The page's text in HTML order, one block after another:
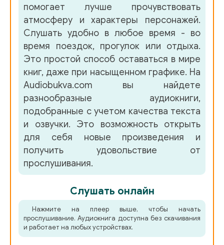
помогает лучше прочувствовать
атмосферу и характеры персонажей.
Слушать удобно в любое время - во
время поездок, прогулок или отдыха.
Это простой способ оставаться в мире
книг, даже при насыщенном графике. На
Audiobukva.com вы найдете
разнообразные аудиокниги,
подобранные с учетом качества текста
и озвучки. Это возможность открыть
для себя новые произведения и
получить удовольствие от
прослушивания.
Слушать онлайн
Нажмите на плеер выше, чтобы начать
прослушивание. Аудиокнига доступна без скачивания
и работает на любых устройствах.